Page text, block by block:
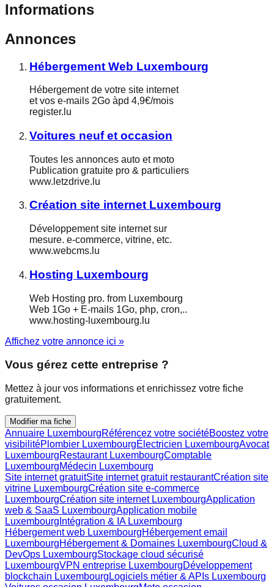
Informations
Annonces
Hébergement Web Luxembourg
Hébergement de votre site internet
et vos e-mails 2Go àpd 4,9€/mois
register.lu
Voitures neuf et occasion
Toutes les annonces auto et moto
Publication gratuite pro & particuliers
www.letzdrive.lu
Création site internet Luxembourg
Développement site internet sur
mesure. e-commerce, vitrine, etc.
www.webcms.lu
Hosting Luxembourg
Web Hosting pro. from Luxembourg
Web 1Go + E-mails 1Go, php, cron,..
www.hosting-luxembourg.lu
Affichez votre annonce ici »
Vous gérez cette entreprise ?
Mettez à jour vos informations et enrichissez votre fiche
gratuitement.
Modifier ma fiche
Annuaire LuxembourgRéférencez votre sociétéBoostez votre
visibilitéPlombier LuxembourgÉlectricien LuxembourgAvocat
LuxembourgRestaurant LuxembourgComptable
LuxembourgMédecin Luxembourg
Site internet gratuitSite internet gratuit restaurantCréation site
vitrine LuxembourgCréation site e-commerce
LuxembourgCréation site internet LuxembourgApplication
web & SaaS LuxembourgApplication mobile
Luxembourg Intégration & IA Luxembourg
Hébergement web LuxembourgHébergement email
LuxembourgHébergement & Domaines LuxembourgCloud &
DevOps LuxembourgStockage cloud sécurisé
LuxembourgVPN entreprise LuxembourgDéveloppement
blockchain Luxembourg Logiciels métier & APIs Luxembourg